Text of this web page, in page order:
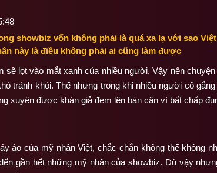
showbiz vốn không phải là quá xa lạ với sao
này là điều không phải ai cũng làm được
lọt vào mắt xanh của nhiều người. Vậy nên chuyện
tránh khỏi. Thế nhưng trong khi nhiều người cố
xuyên được khán giả đem lên bàn cân vì bất chấp
áo của mỹ nhân Việt, chắc chắn không thể không
gần hết những mỹ nhân của showbiz. Dù vậy